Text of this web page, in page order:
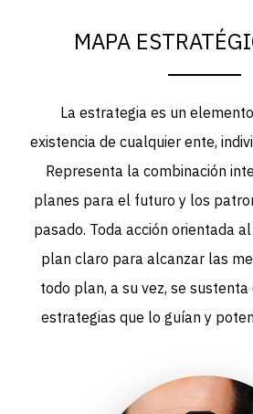
MAPA
La estrategia es un
existencia de cualquier ente,
Representa la combinación
planes para el futuro y los
pasado. Toda acción orientada
plan claro para alcanzar las
todo plan, a su vez, se
estrategias que lo guían y